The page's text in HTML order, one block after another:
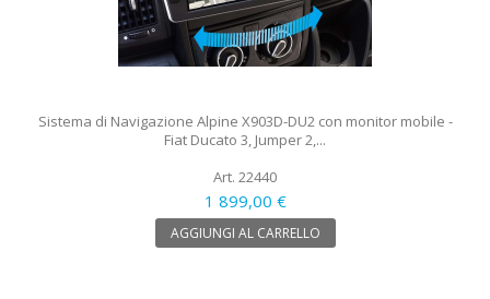
Sistema di Navigazione Alpine X903D-DU2 con monitor mobile -
Fiat Ducato 3, Jumper 2,...
Art. 22440
1 899,00 €
AGGIUNGI AL CARRELLO